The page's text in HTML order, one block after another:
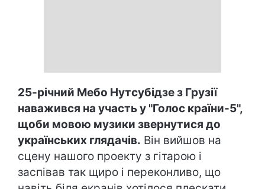
25-річний Мебо Нутсубідзе з Грузії
наважився на участь у "Голос країни-5",
щоби мовою музики звернутися до
українських глядачів. Він вийшов на
сцену нашого проекту з гітарою і
заспівав так щиро і переконливо, що